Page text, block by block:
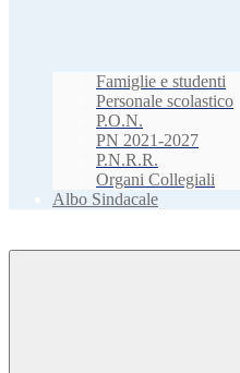
Famiglie e studenti
Personale scolastico
P.O.N.
PN 2021-2027
P.N.R.R.
Organi Collegiali
Albo Sindacale